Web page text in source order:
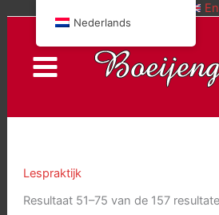
inhoud
Lespraktijk
Resultaat 51–75 van de 157
Nederlands